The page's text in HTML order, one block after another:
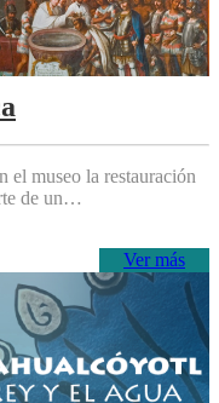
el museo la restauración
de un…
Ver más